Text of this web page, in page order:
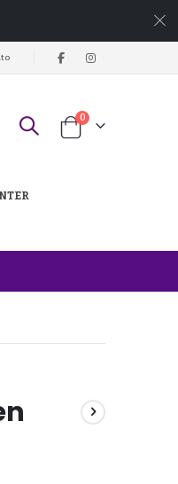
Koszyk
0produkty